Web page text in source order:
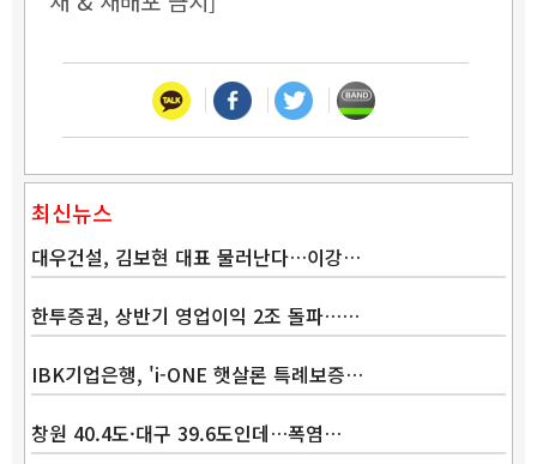
최신뉴스
대우건설, 김보현 대표 물러난다…이강…
한투증권, 상반기 영업이익 2조 돌파……
IBK기업은행, 'i-ONE 햇살론 특례보증…
창원 40.4도·대구 39.6도인데…폭염…